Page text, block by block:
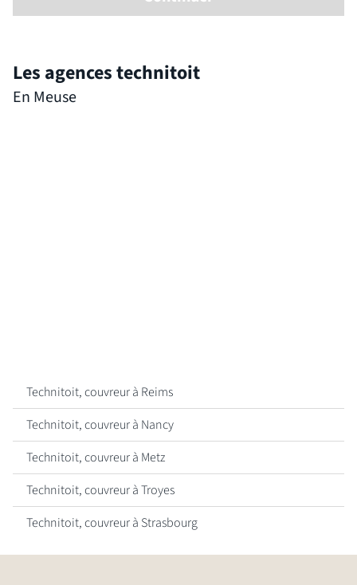
Les agences technitoit
En Meuse
Technitoit, couvreur à Reims
Technitoit, couvreur à Nancy
Technitoit, couvreur à Metz
Technitoit, couvreur à Troyes
Technitoit, couvreur à Strasbourg